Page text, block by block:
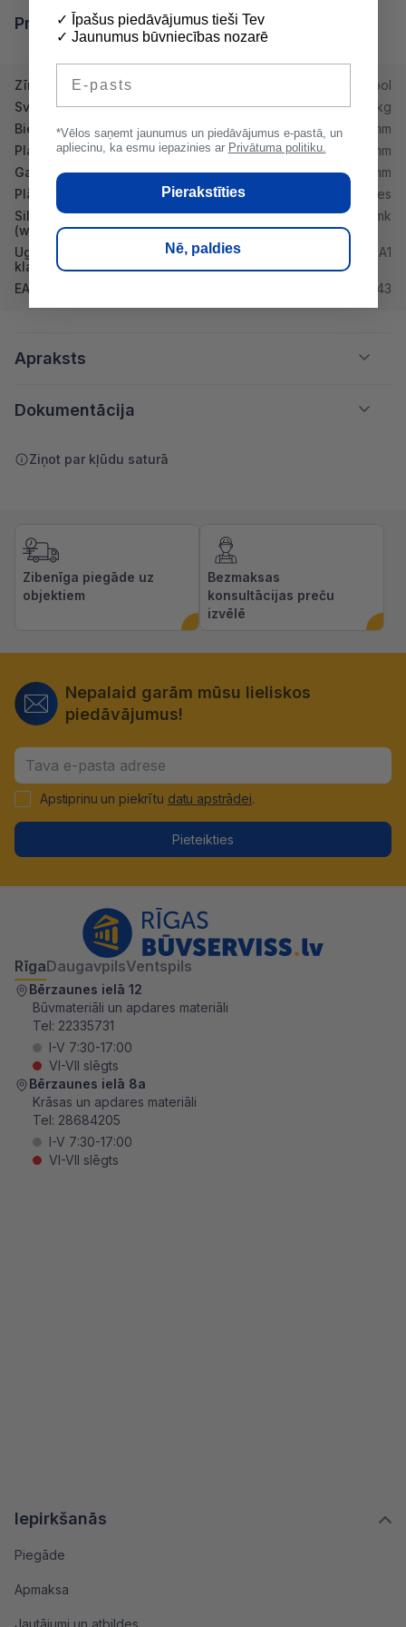
Produkta īpašības
Zīmols
Rockwool
Svars
13.51 kg
Biezums
250 mm
Platums
600 mm
Garums
1000 mm
Plātņu skaits pakā
1 loksnes
Siltumvadītspēja λd
(w/mk)
0.035w/mk
Ugunsdrošibas
klase
A1
EAN 5902565795443
Apraksts
Dokumentācija
Ziņot par kļūdu saturā
Zibenīga piegāde uz
objektiem
Bezmaksas
konsultācijas preču
izvēlē
Nepalaid garām mūsu lieliskos
piedāvājumus!
Apstiprinu un piekrītu datu apstrādei.
Pieteikties
Iepirkšanās
Piegāde
Apmaksa
Jautājumi un atbildes
RīgaDaugavpilsVentspils
Bērzaunes ielā 12
Būvmateriāli un apdares materiāli
Tel: 22335731
I-V 7:30-17:00
VI-VII slēgts
Bērzaunes ielā 8a
Krāsas un apdares materiāli
Tel: 28684205
I-V 7:30-17:00
VI-VII slēgts
✓ Īpašus piedāvājumus tieši Tev
✓ Jaunumus būvniecības nozarē
*Vēlos saņemt jaunumus un piedāvājumus e-pastā, un
apliecinu, ka esmu iepazinies ar Privātuma politiku.
Pierakstīties
Nē, paldies